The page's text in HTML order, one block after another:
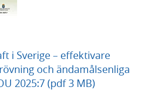
i Sverige – effektivare
och ändamålsenliga
2025:7 (pdf 3 MB)